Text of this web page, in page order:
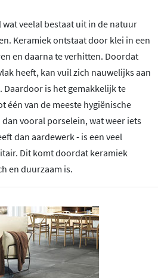
veelal bestaat uit in de natuur
Keramiek ontstaat door klei in een
en daarna te verhitten. Doordat
heeft, kan vuil zich nauwelijks aan
is het gemakkelijk te
één van de meeste hygiënische
vooral porselein, wat weer iets
dan aardewerk - is een veel
Dit komt doordat keramiek
en duurzaam is.